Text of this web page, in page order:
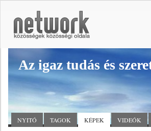
Az igaz tudás és
NYITÓ TAGOK KÉPEK VIDEÓK